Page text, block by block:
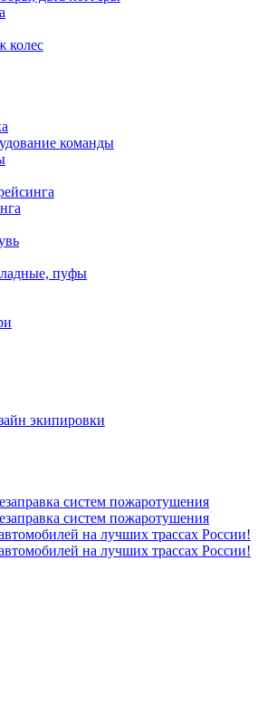
колес
команды
пуфы
экипировки
систем пожаротушения
систем пожаротушения
на лучших трассах России!
на лучших трассах России!